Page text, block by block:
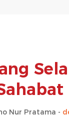
Nur Pratama -